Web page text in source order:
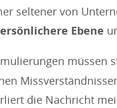
seltener von
Ebene
müssen
die Nachricht